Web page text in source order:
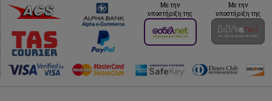
Με την
υποστήριξη της
Με την
υποστήριξη της